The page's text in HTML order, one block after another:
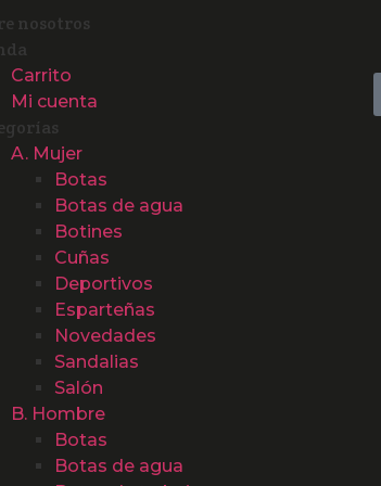
nosotros
Carrito
Mi cuenta
A. Mujer
Botas
Botas de agua
Botines
Cuñas
Deportivos
Esparteñas
Novedades
Sandalias
Salón
B. Hombre
Botas
Botas de agua